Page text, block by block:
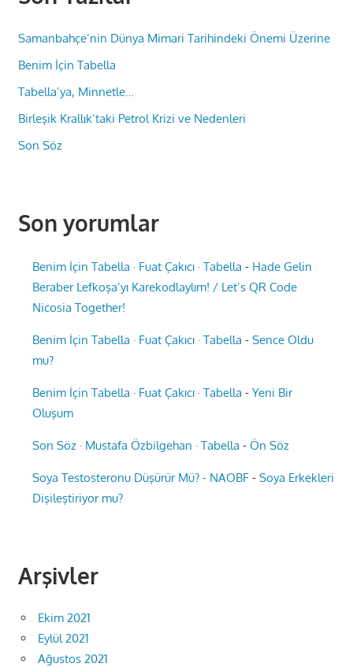
Samanbahçe’nin Dünya Mimari Tarihindeki Önemi Üzerine
Benim İçin Tabella
Tabella’ya, Minnetle…
Birleşik Krallık’taki Petrol Krizi ve Nedenleri
Son Söz
Son yorumlar
Benim İçin Tabella · Fuat Çakıcı · Tabella - Hade Gelin
Beraber Lefkoşa’yı Karekodlaylım! / Let’s QR Code
Nicosia Together!
Benim İçin Tabella · Fuat Çakıcı · Tabella -Sence Oldu
mu?
Benim İçin Tabella · Fuat Çakıcı · Tabella -Yeni Bir
Oluşum
Son Söz · Mustafa Özbilgehan · Tabella -Ön Söz
Soya Testosteronu Düşürür Mü? - NAOBF -Soya Erkekleri
Dişileştiriyor mu?
Arşivler
Ekim 2021
Eylül 2021
Ağustos 2021